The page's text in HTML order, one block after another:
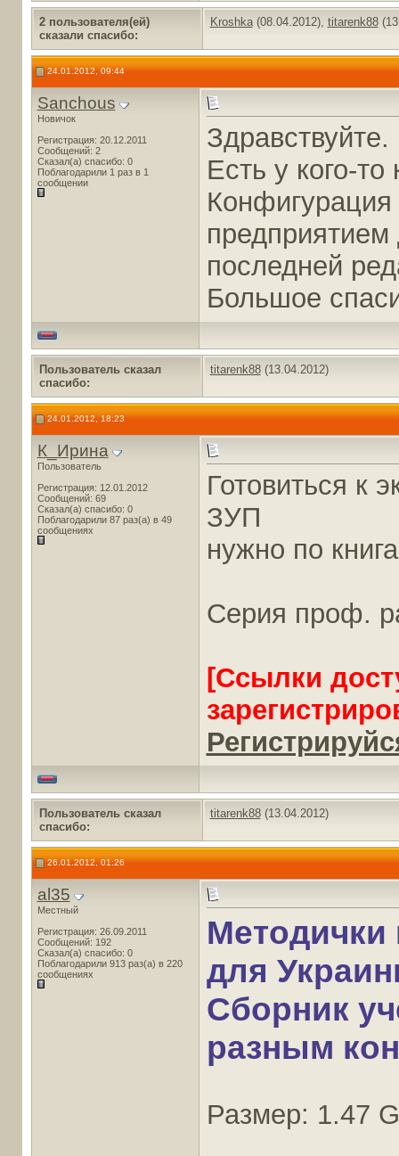
2 пользователя(ей)
сказали cпасибо:
Kroshka(08.04.2012), titarenk88
24.01.2012, 09:44
Sanchous
Новичок
Регистрация: 20.12.2011
Сообщений: 2
Сказал(а) спасибо: 0
Поблагодарили 1 раз в 1
сообщении
Здравствуйте.
Есть у кого-
последней
Большое
Пользователь сказал
cпасибо:
titarenk88(13.04.2012)
24.01.2012, 18:23
К_Ирина
Пользователь
Регистрация: 12.01.2012
Сообщений: 69
Сказал(а) спасибо: 0
Поблагодарили 87 раз(а) в 49
сообщениях
Готовиться к
ЗУП
нужно по
Серия проф.
[Ссылки
Пользователь сказал
cпасибо:
titarenk88(13.04.2012)
26.01.2012, 01:26
al35
Местный
Регистрация: 26.09.2011
Сообщений: 192
Сказал(а) спасибо: 0
Поблагодарили 913 раз(а) в 220
сообщениях
для
Сборник
разным
Размер: 1.47